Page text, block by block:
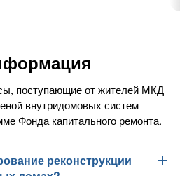
поступающие от жителей МКД
внутридомовых систем
Фонда капитального ремонта.
реконструкции